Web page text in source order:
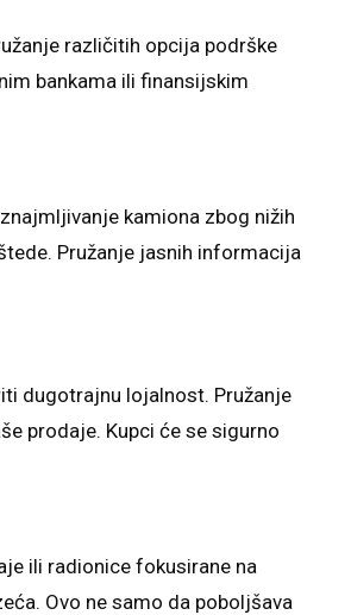
različitih opcija podrške
bankama ili finansijskim
kamiona zbog nižih
Pružanje jasnih informacija
dugotrajnu lojalnost. Pružanje
prodaje. Kupci će se sigurno
ili radionice fokusirane na
Ovo ne samo da poboljšava